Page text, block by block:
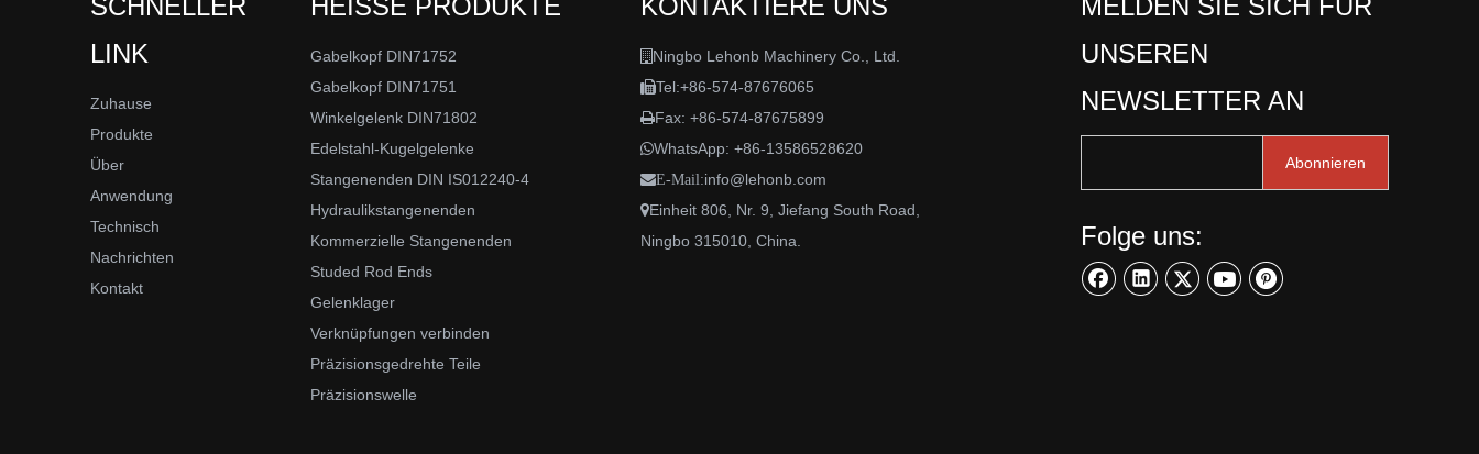
SCHNELLER
LINK
Zuhause
Produkte
Über
Anwendung
Technisch
Nachrichten
Kontakt
HEISSE PRODUKTE
Gabelkopf DIN71752
Gabelkopf DIN71751
Winkelgelenk DIN71802
Edelstahl-Kugelgelenke
Stangenenden DIN IS012240-4
Hydraulikstangenenden
Kommerzielle Stangenenden
Studed Rod Ends
Gelenklager
Verknüpfungen verbinden
Präzisionsgedrehte Teile
Präzisionswelle
KONTAKTIERE UNS
 Ningbo Lehonb Machinery Co., Ltd.
Tel:+86-574-87676065
Fax: +86-574-87675899
WhatsApp: +86-13586528620
E-Mail:info@lehonb.com
Einheit 806, Nr. 9, Jiefang South Road,
Ningbo 315010, China.
MELDEN SIE SICH FÜR
UNSEREN
NEWSLETTER AN
Abonnieren
Folge uns: